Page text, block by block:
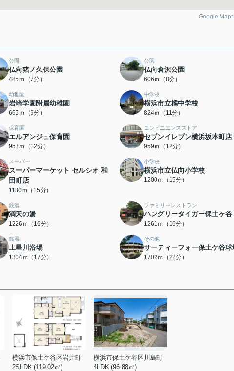
Google Map
公園
仏向猪ノ久保公園
485ｍ（7分）
公園
仏向倉沢公園
606ｍ（8分）
幼稚園
岩崎学園附属幼稚園
665ｍ（9分）
中学校
横浜市立橘中学校
824ｍ（11分）
保育園
エルアンジュ保育園
953ｍ（12分）
コンビニエンスストア
セブンイレブン横浜坂本町店
959ｍ（12分）
スーパー
スーパーマーケット セルシオ 和
田町店
1180ｍ（15分）
小学校
横浜市立仏向小学校
1200ｍ（15分）
銭湯
満天の湯
1226ｍ（16分）
ファミリーレストラン
ハングリータイガー保土ヶ谷
1261ｍ（16分）
銭湯
上星川浴場
1304ｍ（17分）
その他
サーティーフォー保土ケ谷球
1702ｍ（22分）
横浜市保土ケ谷区岩井町
2SLDK (119.02㎡)
横浜市保土ケ谷区川島町
4LDK (96.88㎡)